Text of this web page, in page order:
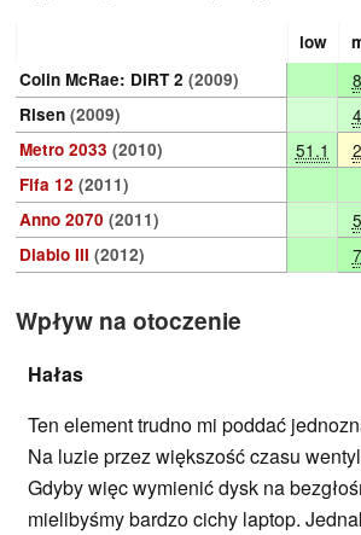
low
Colin McRae: DIRT 2 (2009)
Risen (2009)
Metro 2033 (2010) 51.1
Fifa 12 (2011)
Anno 2070 (2011)
Diablo III (2012)
Wpływ na otoczenie
Hałas
Ten element trudno mi poddać
Na luzie przez większość czasu
Gdyby więc wymienić dysk na
mielibyśmy bardzo cichy laptop.